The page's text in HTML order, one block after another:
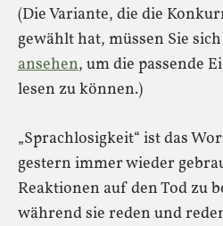
(Die Variante, die die
gewählt hat, müssen Sie sich
ansehen, um die passende
lesen zu können.)
„Sprachlosigkeit“ ist das
gestern immer wieder
Reaktionen auf den Tod zu
während sie reden und